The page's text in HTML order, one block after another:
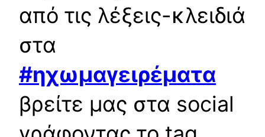
από τις λέξεις-κλειδιά
στα
#ηχωμαγειρέματα
βρείτε μας στα social